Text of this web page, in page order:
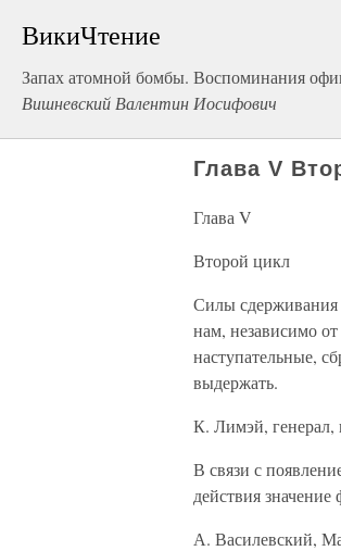
ВикиЧтение
Запах атомной бомбы. Воспоминания
Вишневский Валентин Иосифович
Глава V
Глава V
Второй цикл
Силы
нам, независимо
наступательные,
выдержать.
К. Лимэй,
В связи с
действия значение
А. Василевский,